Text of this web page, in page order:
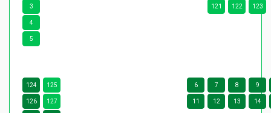
3 121 122 123
4
5
124 125 6 7 8 9
126 127 11 12 13 14